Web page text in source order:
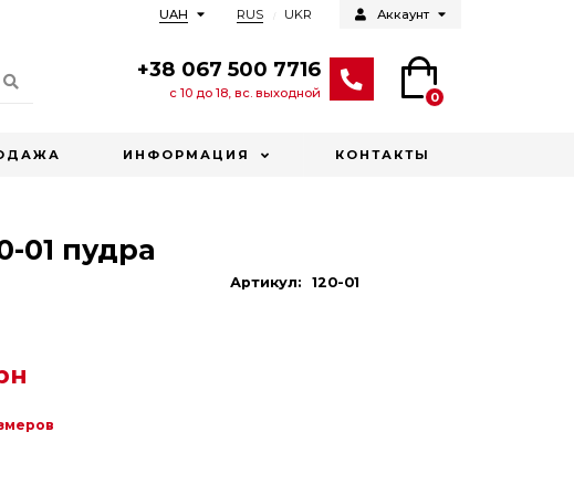
Аккаунт
RUS UKR
UAH
+38 067 500 7716
с 10 до 18, вс. выходной 0
ИНФОРМАЦИЯ КОНТАКТЫ
01 пудра
Артикул: 120-01